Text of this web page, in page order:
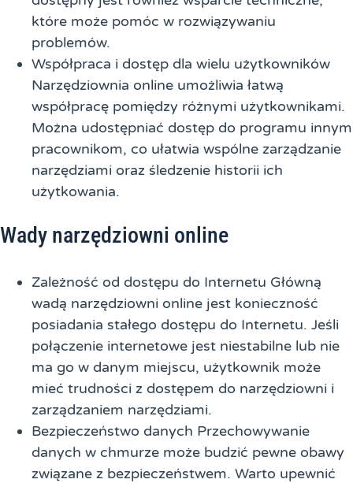
które może pomóc w rozwiązywaniu
problemów.
Współpraca i dostęp dla wielu użytkowników
Narzędziownia online umożliwia łatwą
współpracę pomiędzy różnymi użytkownikami.
Można udostępniać dostęp do programu innym
pracownikom, co ułatwia wspólne zarządzanie
narzędziami oraz śledzenie historii ich
użytkowania.
Wady narzędziowni online
Zależność od dostępu do Internetu Główną
wadą narzędziowni online jest konieczność
posiadania stałego dostępu do Internetu. Jeśli
połączenie internetowe jest niestabilne lub nie
ma go w danym miejscu, użytkownik może
mieć trudności z dostępem do narzędziowni i
zarządzaniem narzędziami.
Bezpieczeństwo danych Przechowywanie
danych w chmurze może budzić pewne obawy
związane z bezpieczeństwem. Warto upewnić